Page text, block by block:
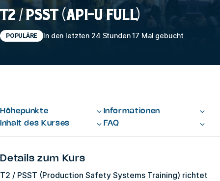
T2 / PSST (API-U FULL)
POPULÄRE In den letzten 24 Stunden 17 Mal gebucht
Höhepunkte
Informationen
Inhalt des Kurses
FAQ
Details zum Kurs
T2 / PSST (Production Safety Systems Training) richtet